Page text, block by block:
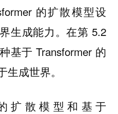
的扩散模型设
生成能力。在第 5.2
基于 Transformer 的
生成世界。
扩散模型和基于